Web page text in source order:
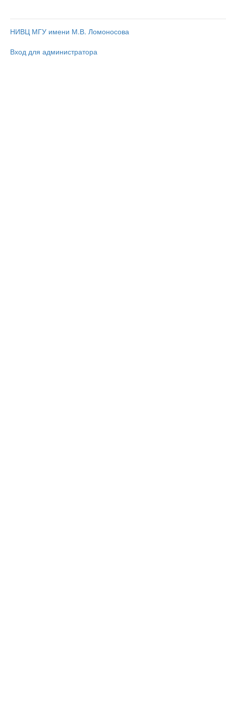
НИВЦ МГУ имени М.В. Ломоносова
Вход для администратора